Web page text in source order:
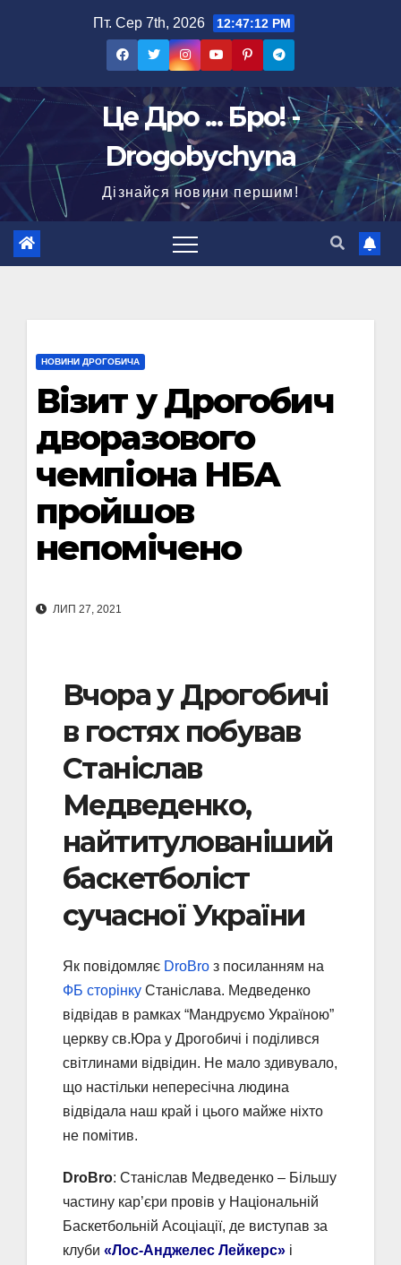
Пт. Сер 7th, 2026 12:47:13 PM
Це Дро ... Бро! -
Drogobychyna
Дізнайся новини першим!
НОВИНИ ДРОГОБИЧА
Візит у Дрогобич
дворазового
чемпіона НБА
пройшов
непомічено
ЛИП 27, 2021
Вчора у Дрогобичі
в гостях побував
Станіслав
Медведенко,
найтитулованіший
баскетболіст
сучасної України
Як повідомляє DroBro з посиланням на
ФБ сторінку Станіслава. Медведенко
відвідав в рамках “Мандруємо Україною”
церкву св.Юра у Дрогобичі і поділився
світлинами відвідин. Не мало здивувало,
що настільки непересічна людина
відвідала наш край і цього майже ніхто
не помітив.
DroBro: Станіслав Медведенко – Більшу
частину кар’єри провів у Національній
Баскетбольній Асоціації, де виступав за
клуби «Лос-Анджелес Лейкерс» і